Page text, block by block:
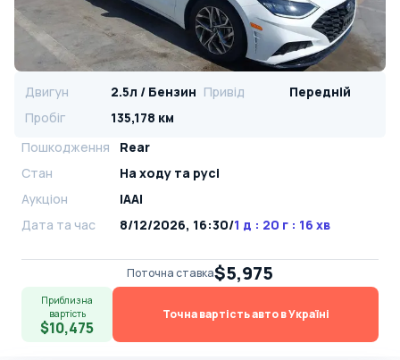
Двигун 2.5л / Бензин Привід
Передній
Пробіг
135,178 км
Пошкодження
Rear
Стан
На ​​ходу та русі
Аукціон
IAAI
Дата та час
8/12/2026, 16:30/1 д : 20 г : 16 хв
Поточна ставка$5,975
Приблизна
вартість
$10,475
Точна вартість авто в Україні